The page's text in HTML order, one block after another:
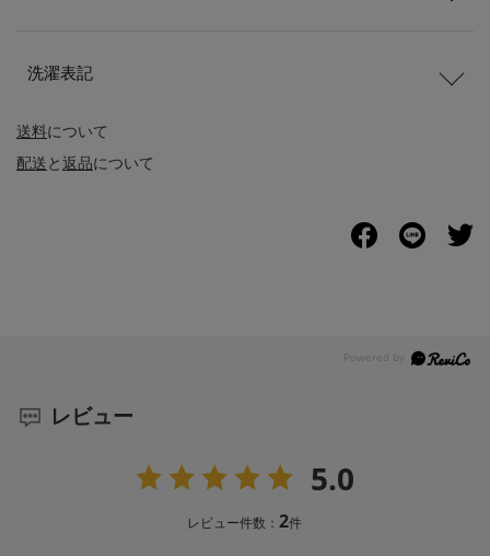
送料について
配送と返品について
洗濯表記
レビュー
5.0
レビュー件数：2件